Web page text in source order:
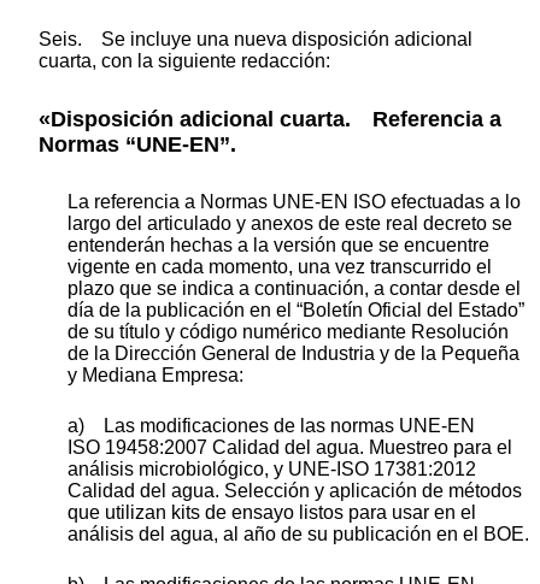
Seis. Se incluye una nueva disposición adicional
cuarta, con la siguiente redacción:
«Disposición adicional cuarta. Referencia a
Normas “UNE-EN”.
La referencia a Normas UNE-EN ISO efectuadas a lo
largo del articulado y anexos de este real decreto se
entenderán hechas a la versión que se encuentre
vigente en cada momento, una vez transcurrido el
plazo que se indica a continuación, a contar desde el
día de la publicación en el “Boletín Oficial del Estado”
de su título y código numérico mediante Resolución
de la Dirección General de Industria y de la Pequeña
y Mediana Empresa:
a) Las modificaciones de las normas UNE-EN
ISO 19458:2007 Calidad del agua. Muestreo para el
análisis microbiológico, y UNE-ISO 17381:2012
Calidad del agua. Selección y aplicación de métodos
que utilizan kits de ensayo listos para usar en el
análisis del agua, al año de su publicación en el BOE.